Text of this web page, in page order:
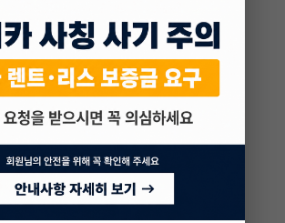
2023년 하이리무진 7인승 가솔린 시그니처
월 1,217,810원 X 25개월
지원금1,000,000원
조회 931시간 전
기아 쏘렌토
월722,635원 X24개월
조회 3391시간 전